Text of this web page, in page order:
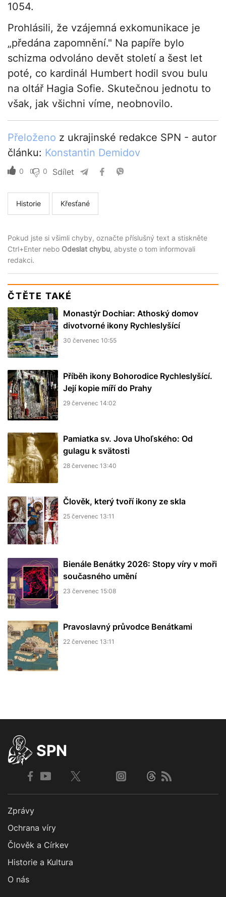
1054.
Prohlásili, že vzájemná exkomunikace je
„předána zapomnění." Na papíře bylo
schizma odvoláno devět století a šest let
poté, co kardinál Humbert hodil svou bulu
na oltář Hagia Sofie. Skutečnou jednotu to
však, jak všichni víme, neobnovilo.
Přeloženo z ukrajinské redakce SPN - autor
článku: Konstantin Demidov
0 0 Sdílet
Historie Křesťané
Pokud jste si všimli chyby, označte příslušný text a stiskněte
Ctrl+Enter nebo Odeslat chybu, abyste o tom informovali
redakci.
ČTĚTE TAKÉ
Monastýr Dochiar: Athoský domov
divotvorné ikony Rychleslyšící
30 červenec 10:55
Příběh ikony Bohorodice Rychleslyšící.
Její kopie míří do Prahy
29 červenec 14:02
Pamiatka sv. Jova Uhoľského: Od
gulagu k svätosti
28 červenec 13:40
Člověk, který tvoří ikony ze skla
25 červenec 13:11
Bienále Benátky 2026: Stopy víry v moři
současného umění
23 červenec 15:08
Pravoslavný průvodce Benátkami
22 červenec 13:11
SPN
Zprávy
Ochrana víry
Člověk a Církev
Historie a Kultura
O nás